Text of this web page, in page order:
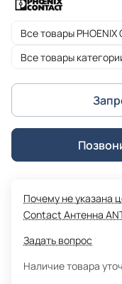
Все товары PHOENIX
Все товары
Почему не указана
Contact Антенна
Задать вопрос
Наличие товара